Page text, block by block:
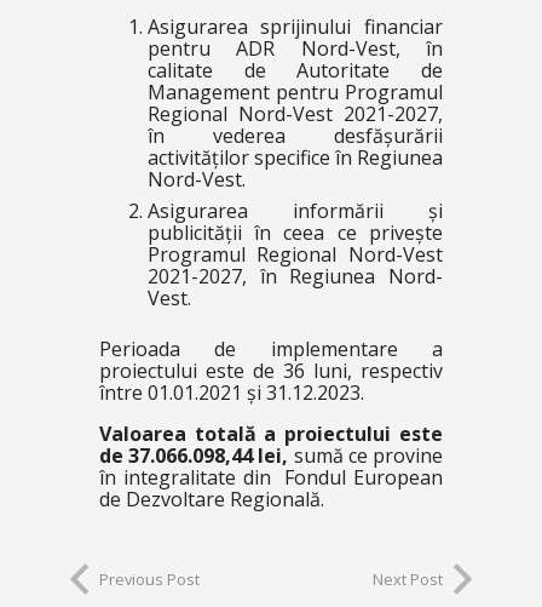
Asigurarea sprijinului financiar
pentru ADR Nord-Vest, în
calitate de Autoritate de
Management pentru Programul
Regional Nord-Vest 2021-2027,
în vederea desfășurării
activităților specifice în Regiunea
Nord-Vest.
Asigurarea informării și
publicității în ceea ce privește
Programul Regional Nord-Vest
2021-2027, în Regiunea Nord-
Vest.
Perioada de implementare a
proiectului este de 36 luni, respectiv
între 01.01.2021 și 31.12.2023.
Valoarea totală a proiectului este
de 37.066.098,44 lei, sumă ce provine
în integralitate din Fondul European
de Dezvoltare Regională.
Previous Post Next Post